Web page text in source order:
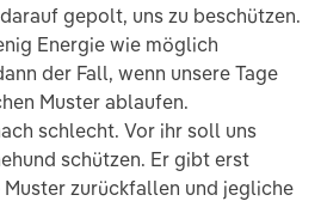
gepolt, uns zu beschützen.
Energie wie möglich
der Fall, wenn unsere Tage
Muster ablaufen.
schlecht. Vor ihr soll uns
schützen. Er gibt erst
zurückfallen und jegliche